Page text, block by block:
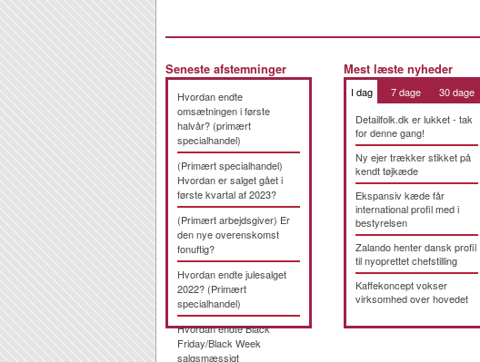
Seneste afstemninger
Hvordan endte
omsætningen i første
halvår? (primært
specialhandel)
(Primært specialhandel)
Hvordan er salget gået i
første kvartal af 2023?
(Primært arbejdsgiver) Er
den nye overenskomst
fonuftig?
Hvordan endte julesalget
2022? (Primært
specialhandel)
Hvordan endte Black
Friday/Black Week
salgsmæssigt
Mest læste nyheder
I dag 7 dage
30 dage
Detailfolk.dk er lukket - tak
for denne gang!
Ny ejer trækker stikket på
kendt tøjkæde
Ekspansiv kæde får
international profil med i
bestyrelsen
Zalando henter dansk profil
til nyoprettet chefstilling
Kaffekoncept vokser
virksomhed over hovedet